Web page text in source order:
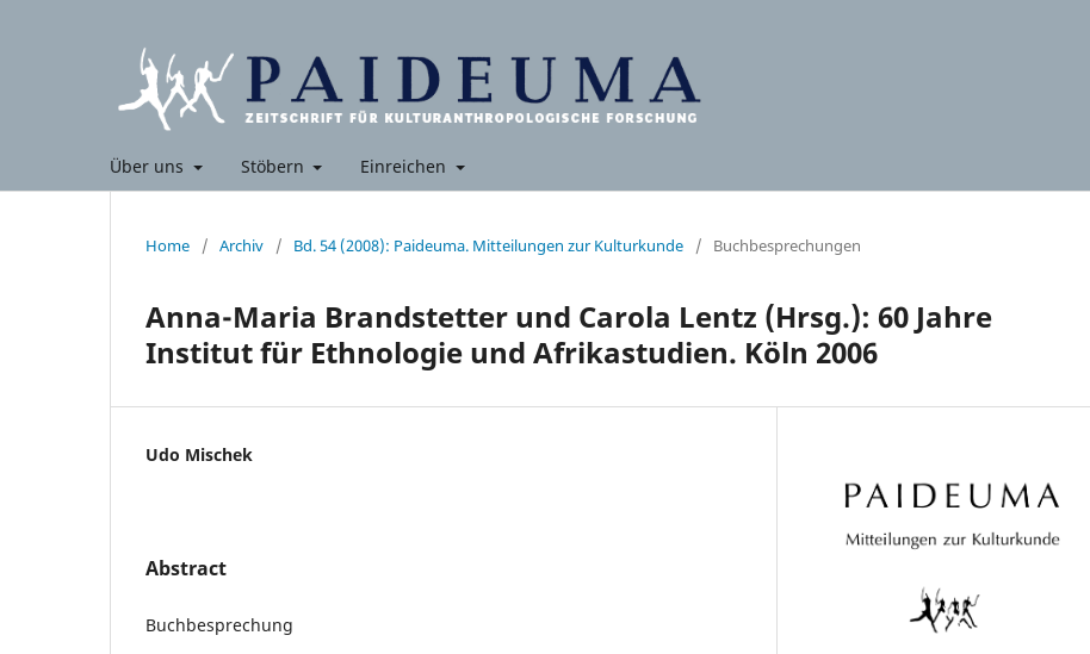
Über uns Stöbern Einreichen
Home / Archiv / Bd. 54 (2008): Paideuma. Mitteilungen zur Kulturkunde / Buchbesprechungen
Anna-Maria Brandstetter und Carola Lentz (Hrsg.): 60 Jahre
Institut für Ethnologie und Afrikastudien. Köln 2006
Udo Mischek
Abstract
Buchbesprechung